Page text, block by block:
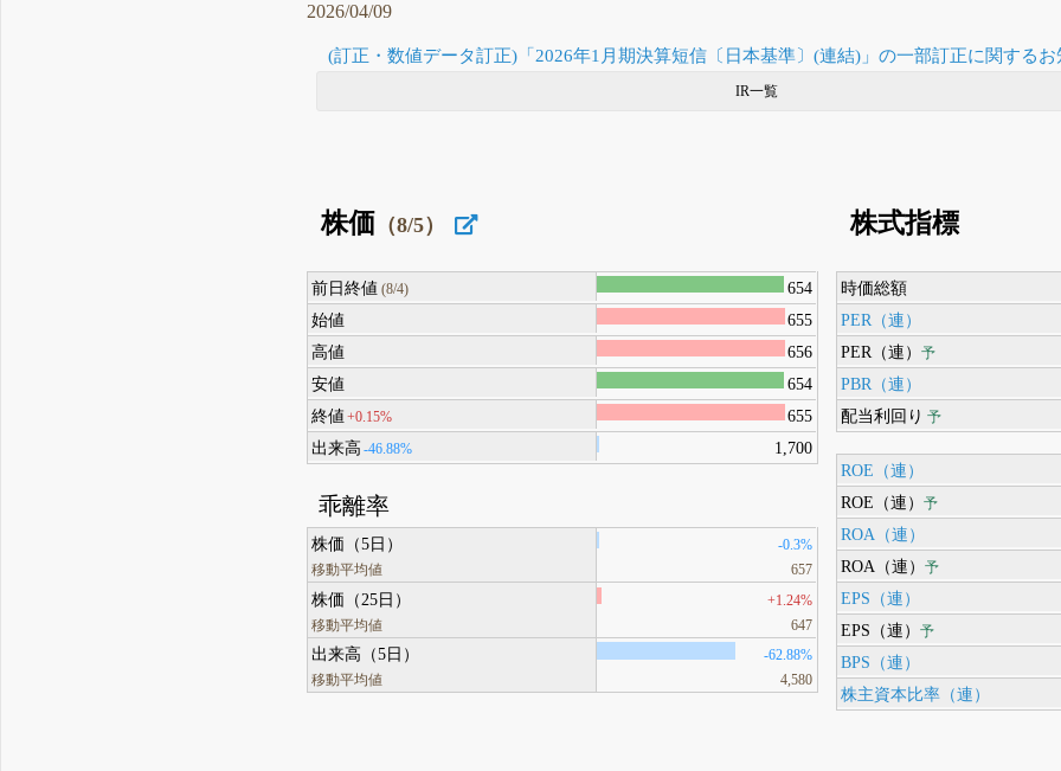
2026/04/09
(訂正・数値データ訂正)「2026年1月期決算短信〔日本基準〕(連結)」の一部訂正に関するお
IR一覧
株価 （8/5）
前日終値 (8/4)
654
始値
655
高値
656
安値
654
終値 +0.15%
655
出来高 -46.88% 1,700
乖離率
株価（5日）
移動平均値
-0.3%
657
株価（25日）
移動平均値
+1.24%
647
出来高（5日）
移動平均値
-62.88%
4,580
株式指標
時価総額
PER（連）
PER（連）予
PBR（連）
配当利回り 予
ROE（連）
ROE（連）予
ROA（連）
ROA（連）予
EPS（連）
EPS（連）予
BPS（連）
株主資本比率（連）